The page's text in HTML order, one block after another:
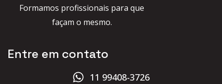
Formamos profissionais para que
façam o mesmo.
Entre em contato
11 99408-3726